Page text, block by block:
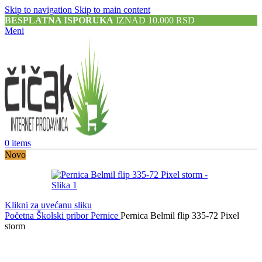
Skip to navigation Skip to main content
BESPLATNA ISPORUKA IZNAD 10.000 RSD
Meni
0 items
Novo
Klikni za uvećanu sliku
Početna Školski priborPernice Pernica Belmil flip 335-72 Pixel
storm